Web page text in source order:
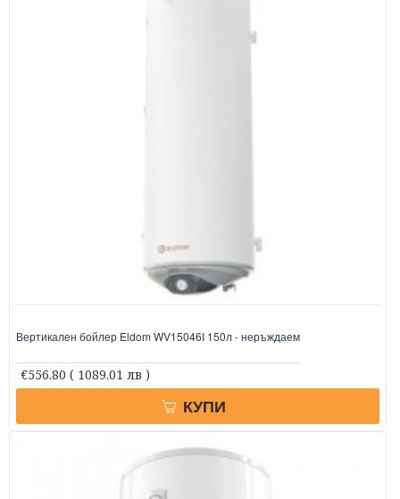
Вертикален бойлер Eldom WV15046I 150л - неръждаем
€556.80 ( 1089.01 лв )
КУПИ